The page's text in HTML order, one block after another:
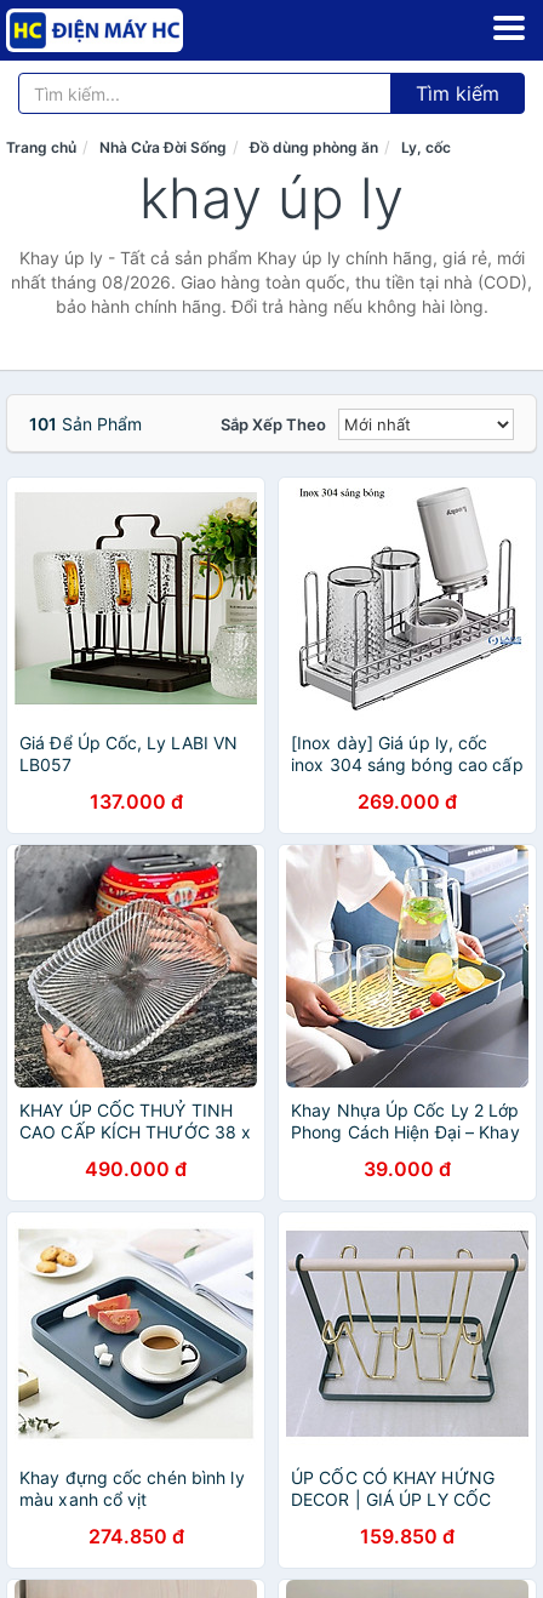
Tìm kiếm
Trang chủ Nhà Cửa Đời Sống Đồ dùng phòng ăn Ly, cốc
khay úp ly
Khay úp ly - Tất cả sản phẩm Khay úp ly chính hãng, giá rẻ, mới
nhất tháng 08/2026. Giao hàng toàn quốc, thu tiền tại nhà (COD),
bảo hành chính hãng. Đổi trả hàng nếu không hài lòng.
101 Sản Phẩm Sắp Xếp Theo
Giá Để Úp Cốc, Ly LABI VN
LB057
137.000 đ
[Inox dày] Giá úp ly, cốc
inox 304 sáng bóng cao cấp
269.000 đ
KHAY ÚP CỐC THUỶ TINH
CAO CẤP KÍCH THƯỚC 38 x
490.000 đ
Khay Nhựa Úp Cốc Ly 2 Lớp
Phong Cách Hiện Đại – Khay
Lợi Đa Năng - HÀNG CHÍNH
HÃNG MINIIN
39.000 đ
Khay đựng cốc chén bình ly
màu xanh cổ vịt
274.850 đ
ÚP CỐC CÓ KHAY HỨNG
DECOR | GIÁ ÚP LY CỐC
HỨNG NƯỚC BẦU DỤC
159.850 đ